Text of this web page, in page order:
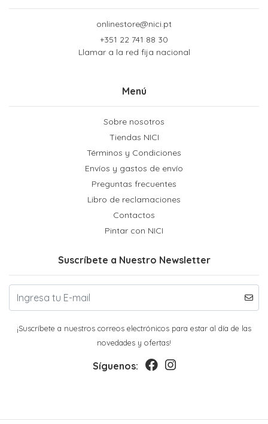
onlinestore@nici.pt
+351 22 741 88 30
Llamar a la red fija nacional
Menú
Sobre nosotros
Tiendas NICI
Términos y Condiciones
Envíos y gastos de envío
Preguntas frecuentes
Libro de reclamaciones
Contactos
Pintar con NICI
Suscríbete a Nuestro Newsletter
¡Suscríbete a nuestros correos electrónicos para estar al día de las
novedades y ofertas!
Síguenos: